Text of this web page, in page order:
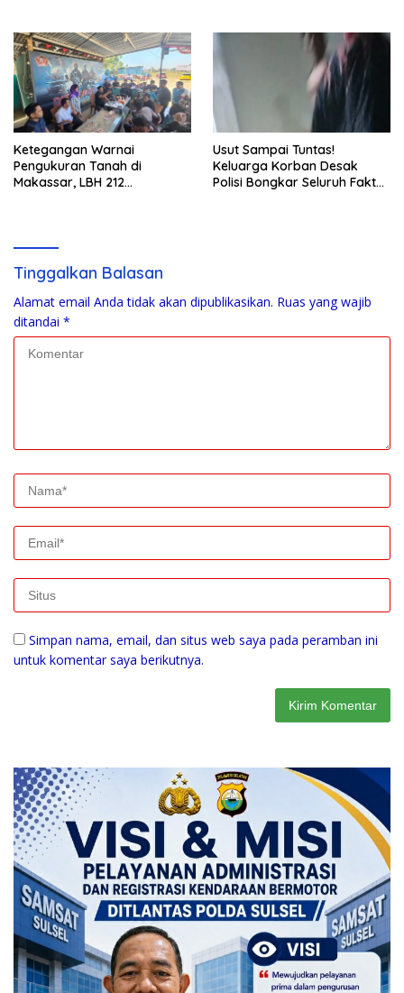
Ketegangan Warnai
Pengukuran Tanah di
Makassar, LBH 212
Usut Sampai Tuntas!
Keluarga Korban Desak
Polisi Bongkar Seluruh Fakta
Tinggalkan Balasan
Alamat email Anda tidak akan dipublikasikan. Ruas yang wajib
ditandai *
Simpan nama, email, dan situs web saya pada peramban ini
untuk komentar saya berikutnya.